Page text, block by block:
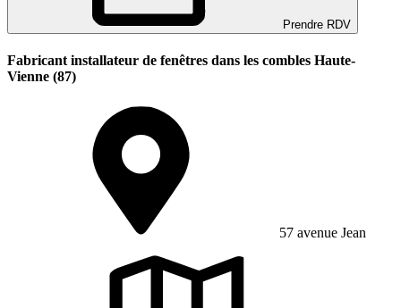
Prendre RDV
Fabricant installateur de fenêtres dans les combles Haute-
Vienne (87)
57 avenue Jean